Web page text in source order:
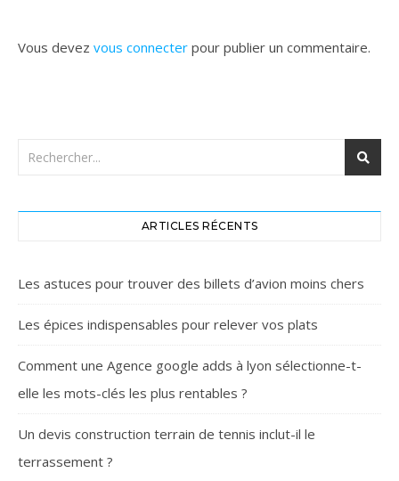
Vous devez vous connecter pour publier un commentaire.
ARTICLES RÉCENTS
Les astuces pour trouver des billets d’avion moins chers
Les épices indispensables pour relever vos plats
Comment une Agence google adds à lyon sélectionne-t-
elle les mots-clés les plus rentables ?
Un devis construction terrain de tennis inclut-il le
terrassement ?